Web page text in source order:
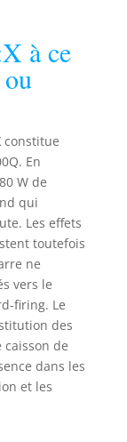
et
en
des
que
il
sans
à ce
constitue
En
W de
qui
Les effets
toutefois
ne
vers le
firing. Le
des
de
dans les
et les